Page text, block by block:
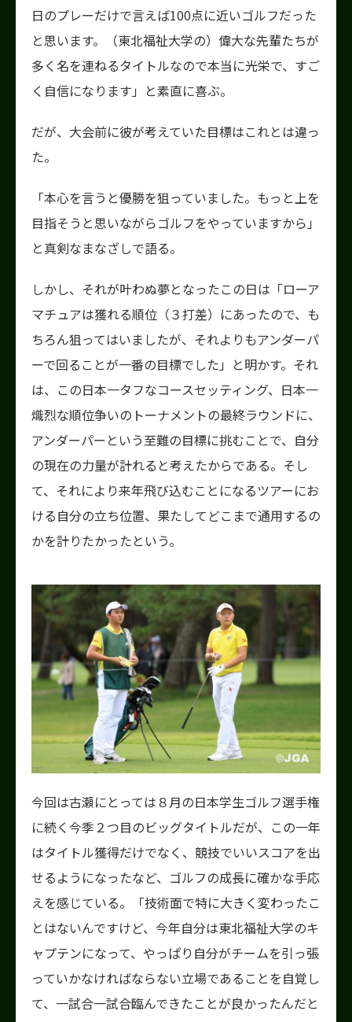
日のプレーだけで言えば100点に近いゴルフだった
と思います。（東北福祉大学の）偉大な先輩たちが
多く名を連ねるタイトルなので本当に光栄で、すご
く自信になります」と素直に喜ぶ。
だが、大会前に彼が考えていた目標はこれとは違っ
た。
「本心を言うと優勝を狙っていました。もっと上を
目指そうと思いながらゴルフをやっていますから」
と真剣なまなざしで語る。
しかし、それが叶わぬ夢となったこの日は「ローア
マチュアは獲れる順位（３打差）にあったので、も
ちろん狙ってはいましたが、それよりもアンダーパ
ーで回ることが一番の目標でした」と明かす。それ
は、この日本一タフなコースセッティング、日本一
熾烈な順位争いのトーナメントの最終ラウンドに、
アンダーパーという至難の目標に挑むことで、自分
の現在の力量が計れると考えたからである。そし
て、それにより来年飛び込むことになるツアーにお
ける自分の立ち位置、果たしてどこまで通用するの
かを計りたかったという。
今回は古瀬にとっては８月の日本学生ゴルフ選手権
に続く今季２つ目のビッグタイトルだが、この一年
はタイトル獲得だけでなく、競技でいいスコアを出
せるようになったなど、ゴルフの成長に確かな手応
えを感じている。「技術面で特に大きく変わったこ
とはないんですけど、今年自分は東北福祉大学のキ
ャプテンになって、やっぱり自分がチームを引っ張
っていかなければならない立場であることを自覚し
て、一試合一試合臨んできたことが良かったんだと